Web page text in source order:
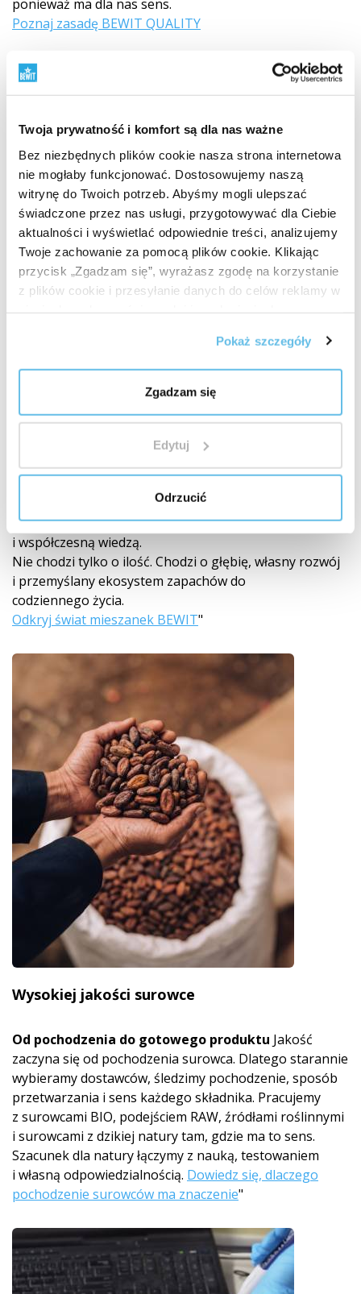
Twoja prywatność i komfort są dla nas ważne
Bez niezbędnych plików cookie nasza strona internetowa
nie mogłaby funkcjonować. Dostosowujemy naszą
witrynę do Twoich potrzeb. Abyśmy mogli ulepszać
świadczone przez nas usługi, przygotowywać dla Ciebie
aktualności i wyświetlać odpowiednie treści, analizujemy
Twoje zachowanie za pomocą plików cookie. Klikając
przycisk „Zgadzam się”, wyrażasz zgodę na korzystanie
z plików cookie i przesyłanie danych do celów reklamy w
Pokaż szczegóły
Zgadzam się
Edytuj
Odrzucić
ponieważ ma dla nas sens.
Poznaj zasadę BEWIT QUALITY
Światowy lider w mieszankach olejków
eterycznych
250 autorskich mieszanek
eterycznych – od prostych kompozycji po złożone
mieszanki inspirowane aromaterapią, tradycją
i współczesną wiedzą.
Nie chodzi tylko o ilość. Chodzi o głębię, własny rozwój
i przemyślany ekosystem zapachów do
codziennego życia.
Odkryj świat mieszanek BEWIT"
Wysokiej jakości surowce
Od pochodzenia do gotowego produktu Jakość
zaczyna się od pochodzenia surowca. Dlatego starannie
wybieramy dostawców, śledzimy pochodzenie, sposób
przetwarzania i sens każdego składnika. Pracujemy
z surowcami BIO, podejściem RAW, źródłami roślinnymi
i surowcami z dzikiej natury tam, gdzie ma to sens.
Szacunek dla natury łączymy z nauką, testowaniem
i własną odpowiedzialnością. Dowiedz się, dlaczego
pochodzenie surowców ma znaczenie"